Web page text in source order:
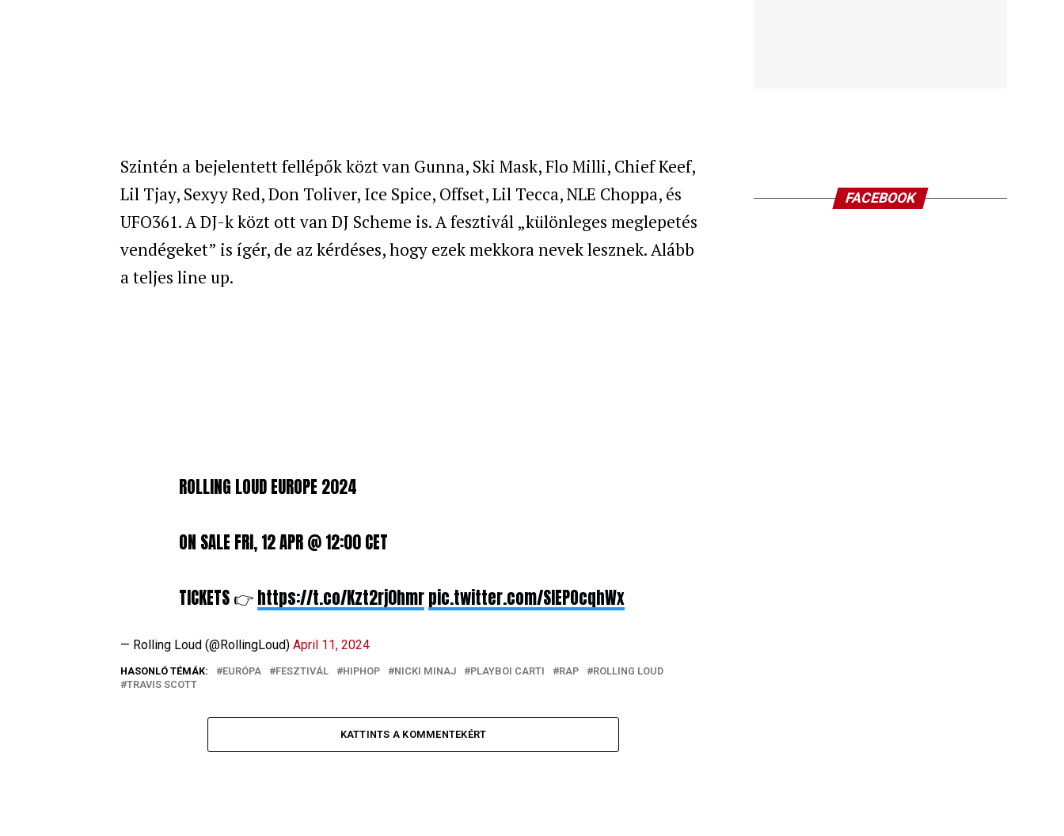
Szintén a bejelentett fellépők közt van Gunna, Ski Mask, Flo Milli, Chief Keef,
Lil Tjay, Sexyy Red, Don Toliver, Ice Spice, Offset, Lil Tecca, NLE Choppa, és
UFO361. A DJ-k közt ott van DJ Scheme is. A fesztivál „különleges meglepetés
vendégeket” is ígér, de az kérdéses, hogy ezek mekkora nevek lesznek. Alább
a teljes line up.
ROLLING LOUD EUROPE 2024
ON SALE FRI, 12 APR @ 12:00 CET
TICKETS 👉https://t.co/Kzt2rj0hmrpic.twitter.com/SlEPOcqhWx
— Rolling Loud (@RollingLoud) April 11, 2024
HASONLÓ TÉMÁK: EURÓPA FESZTIVÁL HIPHOP NICKI MINAJ PLAYBOI CARTI RAP
ROLLING LOUD
TRAVIS SCOTT
KATTINTS A KOMMENTEKÉRT
FACEBOOK